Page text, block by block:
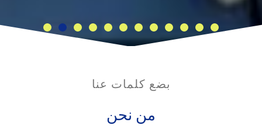
بضع كلمات عنا
من نحن